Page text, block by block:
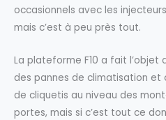
occasionnels avec les
mais c’est à peu près tout.
La plateforme F10 a fait l’objet
des pannes de climatisation
de cliquetis au niveau des
portes, mais si c’est tout ce